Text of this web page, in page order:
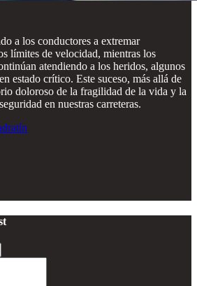
a los conductores a extremar
límites de velocidad, mientras los
atendiendo a los heridos, algunos
estado crítico. Este suceso, más allá de
doloroso de la fragilidad de la vida y la
en nuestras carreteras.